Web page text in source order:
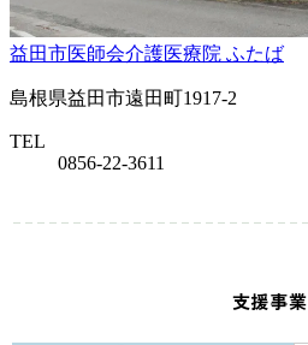
益田市医師会介護医療院 ふたば
島根県益田市遠田町1917-2
TEL
0856-22-3611
支援事業